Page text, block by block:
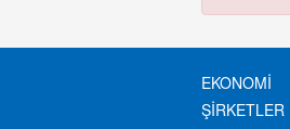
EKONOMİ
ŞİRKETLER